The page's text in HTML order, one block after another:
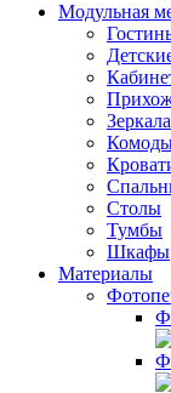
Модульная
Зеркала
Столы
Тумбы
Шкафы
Материалы